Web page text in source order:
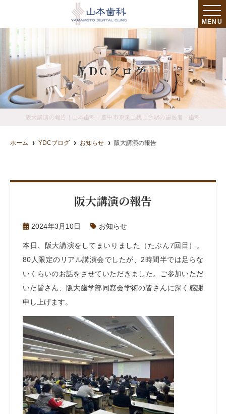
MENU
YDCブログ
阪大講演の報告｜山本歯科｜豊中市東泉丘桃山台駅の歯医者・歯科
ホーム YDCブログ お知らせ 阪大講演の報告
阪大講演の報告
2024年3月10日 お知らせ
本日、阪大講演をしてまいりました（たぶん7回目）。
80人限定のリアル講演会でしたが、2時間半では足らな
いくらいのお話をさせていただきました。ご参加いただ
いた皆さん、阪大歯学部同窓会学術の皆さんに深く感謝
申し上げます。